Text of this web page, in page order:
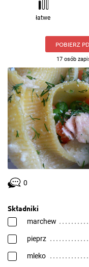
łatwe
POBIERZ
17 osób
0
Składniki
marchew
pieprz
mleko